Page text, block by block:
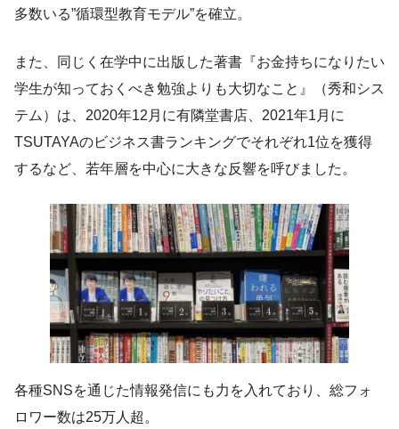
多数いる”循環型教育モデル”を確立。
また、同じく在学中に出版した著書『お金持ちになりたい
学生が知っておくべき勉強よりも大切なこと』（秀和シス
テム）は、2020年12月に有隣堂書店、2021年1月に
TSUTAYAのビジネス書ランキングでそれぞれ1位を獲得
するなど、若年層を中心に大きな反響を呼びました。
各種SNSを通じた情報発信にも力を入れており、総フォ
ロワー数は25万人超。